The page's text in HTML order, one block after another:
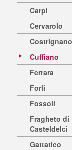
Carpi
Cervarolo
Costrignano
Cuffiano
Ferrara
Forli
Fossoli
Fragheto di
Casteldelci
Gattatico